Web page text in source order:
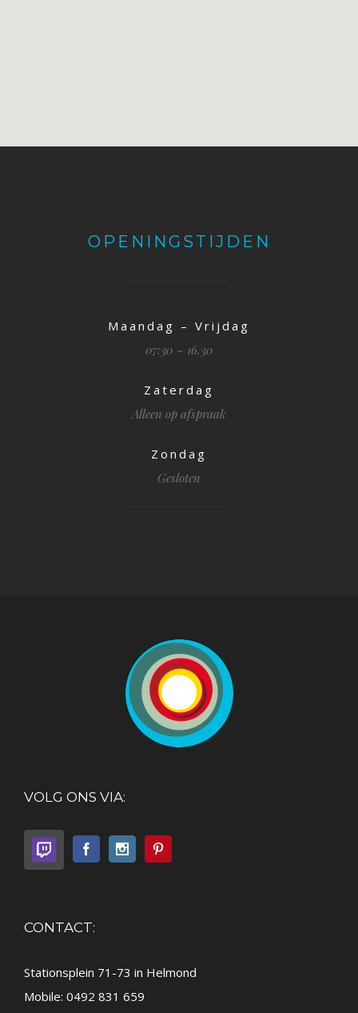
OPENINGSTIJDEN
Maandag – Vrijdag
07:30 ~ 16.30
Zaterdag
Alleen op afspraak
Zondag
Gesloten
VOLG ONS VIA:
CONTACT:
Stationsplein 71-73 in Helmond
Mobile: 0492 831 659